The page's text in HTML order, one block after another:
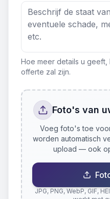
Hoe meer details u
offerte zal zijn.
Foto's van
Voeg foto's toe
worden automatisch
upload — ook
JPG, PNG, WebP, GIF,